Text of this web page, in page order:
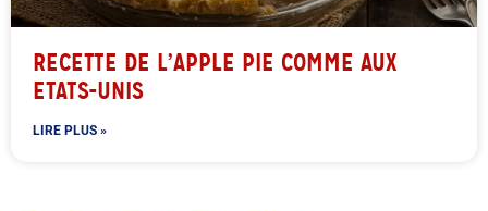
RECETTE DE L’APPLE PIE COMME AUX
ETATS-UNIS
LIRE PLUS »